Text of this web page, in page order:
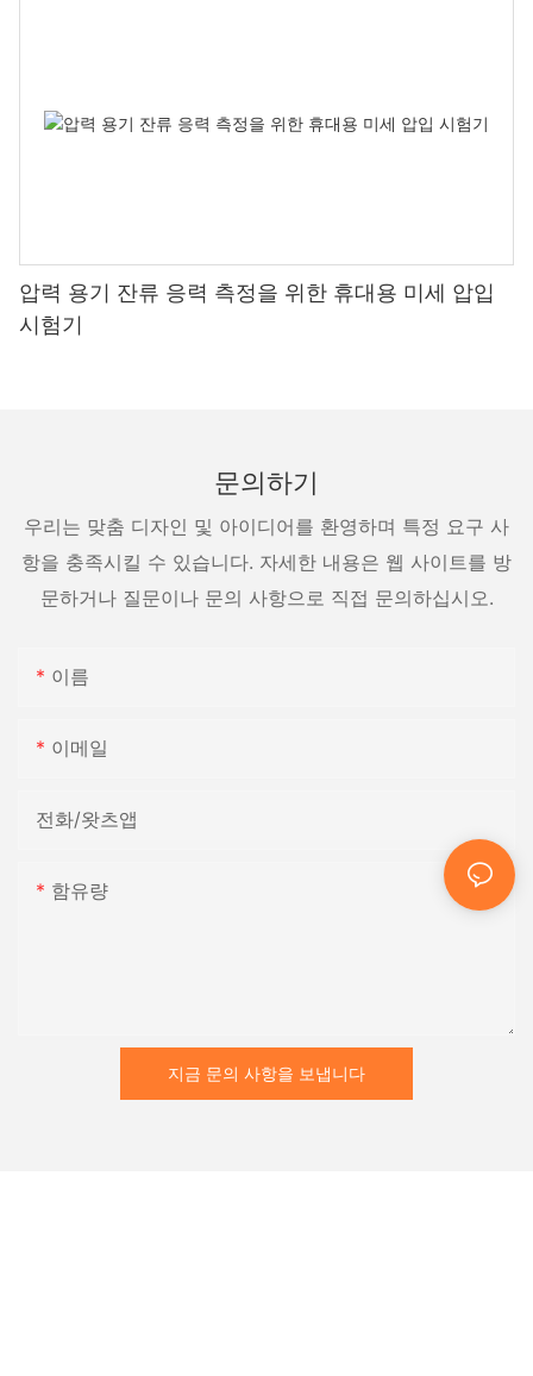
압력 용기 잔류 응력 측정을 위한 휴대용 미세 압입
시험기
문의하기
우리는 맞춤 디자인 및 아이디어를 환영하며 특정 요구 사
항을 충족시킬 수 있습니다. 자세한 내용은 웹 사이트를 방
문하거나 질문이나 문의 사항으로 직접 문의하십시오.
이름
이메일
전화/왓츠앱
함유량
지금 문의 사항을 보냅니다